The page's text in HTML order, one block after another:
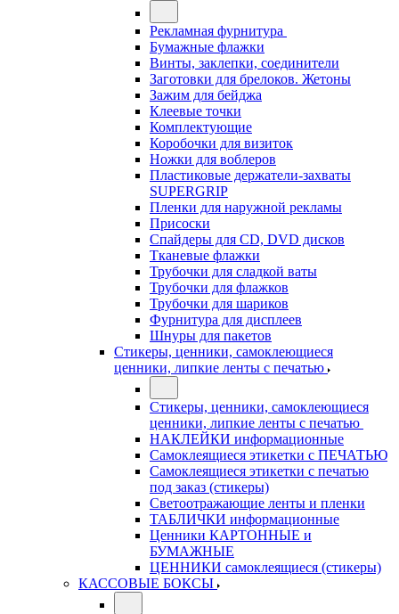
Рекламная фурнитура
Бумажные флажки
Винты, заклепки, соединители
Заготовки для брелоков. Жетоны
Зажим для бейджа
Клеевые точки
Комплектующие
Коробочки для визиток
Ножки для воблеров
Пластиковые держатели-захваты
SUPERGRIP
Пленки для наружной рекламы
Присоски
Спайдеры для CD, DVD дисков
Тканевые флажки
Трубочки для сладкой ваты
Трубочки для флажков
Трубочки для шариков
Фурнитура для дисплеев
Шнуры для пакетов
Стикеры, ценники, самоклеющиеся
ценники, липкие ленты с печатью
Стикеры, ценники, самоклеющиеся
ценники, липкие ленты с печатью
НАКЛЕЙКИ информационные
Самоклеящиеся этикетки с ПЕЧАТЬЮ
Самоклеящиеся этикетки с печатью
под заказ (стикеры)
Светоотражающие ленты и пленки
ТАБЛИЧКИ информационные
Ценники КАРТОННЫЕ и
БУМАЖНЫЕ
ЦЕННИКИ самоклеящиеся (стикеры)
КАССОВЫЕ БОКСЫ